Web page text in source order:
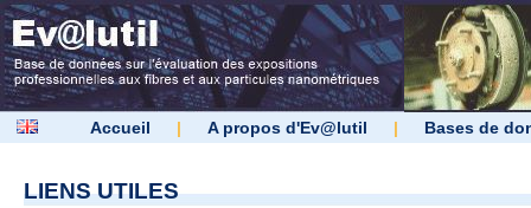
Accueil | A propos d'Ev@lutil | Bases de
LIENS UTILES